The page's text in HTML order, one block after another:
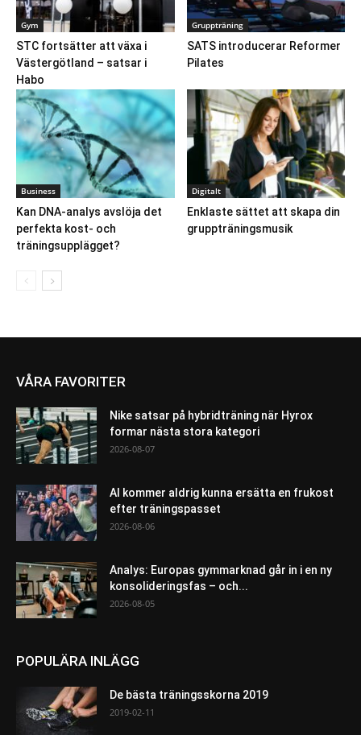
Gym
STC fortsätter att växa i
Västergötland – satsar i
Habo
Gruppträning
SATS introducerar Reformer
Pilates
Business
Kan DNA-analys avslöja det
perfekta kost- och
träningsupplägget?
Digitalt
Enklaste sättet att skapa din
gruppträningsmusik
VÅRA FAVORITER
Nike satsar på hybridträning när Hyrox
formar nästa stora kategori
2026-08-07
AI kommer aldrig kunna ersätta en frukost
efter träningspasset
2026-08-06
Analys: Europas gymmarknad går in i en ny
konsolideringsfas – och...
2026-08-05
POPULÄRA INLÄGG
De bästa träningsskorna 2019
2019-02-11